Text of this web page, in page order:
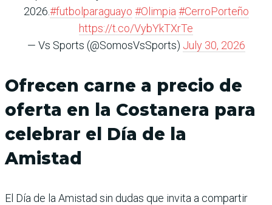
2026.#futbolparaguayo #Olimpia #CerroPorteño
https://t.co/VybYkTXrTe
— Vs Sports (@SomosVsSports) July 30, 2026
Ofrecen carne a precio de
oferta en la Costanera para
celebrar el Día de la
Amistad
El Día de la Amistad sin dudas que invita a compartir